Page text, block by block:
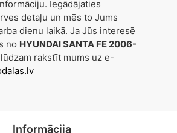
Iegādājaties
detaļu un mēs to Jums
dienu laikā. Ja Jūs interesē
no HYUNDAI SANTA FE 2006-
rakstīt mums uz e-
Informācija